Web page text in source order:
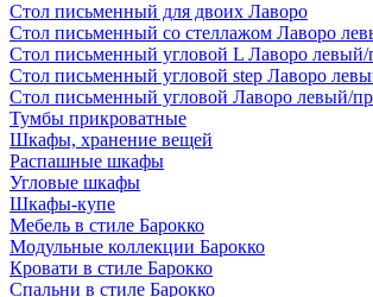
Стол письменный для двоих Лаворо
Стол письменный со стеллажом Лаворо
Стол письменный угловой L Лаворо
Стол письменный угловой step Лаворо
Стол письменный угловой Лаворо левый/
Тумбы прикроватные
Шкафы, хранение вещей
Распашные шкафы
Угловые шкафы
Шкафы-купе
Мебель в стиле Барокко
Модульные коллекции Барокко
Кровати в стиле Барокко
Спальни в стиле Барокко